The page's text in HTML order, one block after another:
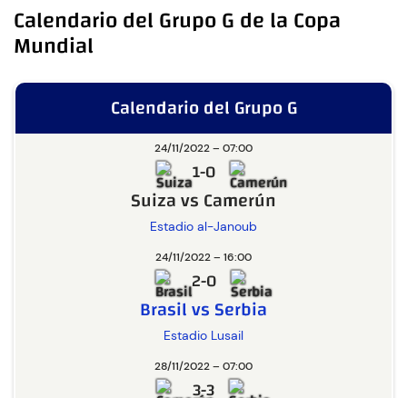
Calendario del Grupo G de la Copa
Mundial
Calendario del Grupo G
24/11/2022 – 07:00
Estadio al-Janoub
1-0
Suiza vs Camerún
24/11/2022 – 16:00
Estadio Lusail
2-0
Brasil vs Serbia
28/11/2022 – 07:00
3-3